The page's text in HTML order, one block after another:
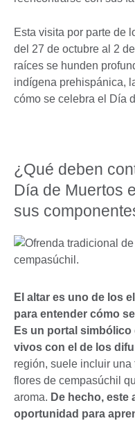
Esta visita por parte de
del 27 de octubre al 2
raíces se hunden
indígena prehispánica,
cómo se celebra el Día
¿Qué deben
Día de Muertos
sus
El altar es uno de los
para entender cómo
Es un portal
vivos con el de los
región, suele incluir
flores de cempasúchil
aroma. De hecho, este
oportunidad para